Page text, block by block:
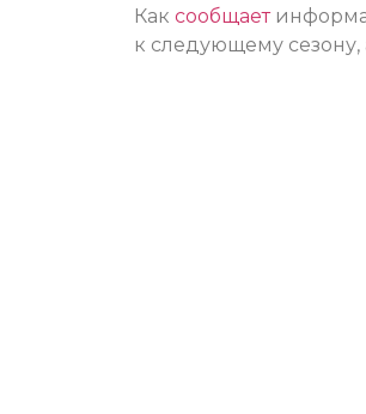
Как сообщает
к следующему сезону,